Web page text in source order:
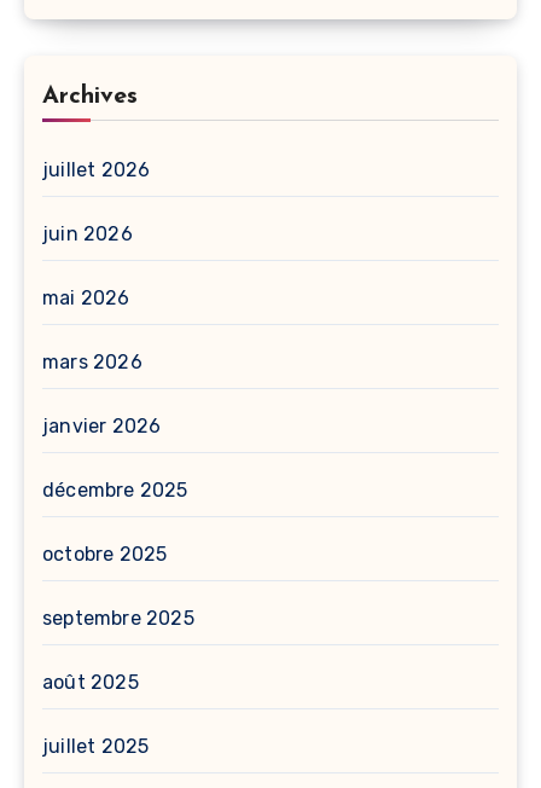
Archives
juillet 2026
juin 2026
mai 2026
mars 2026
janvier 2026
décembre 2025
octobre 2025
septembre 2025
août 2025
juillet 2025